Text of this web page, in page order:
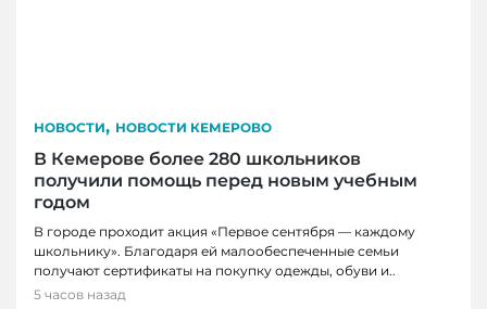
НОВОСТИ, НОВОСТИ КЕМЕРОВО
В Кемерове более 280 школьников
получили помощь перед новым учебным
годом
В городе проходит акция «Первое сентября — каждому
школьнику». Благодаря ей малообеспеченные семьи
получают сертификаты на покупку одежды, обуви и..
5 часов назад